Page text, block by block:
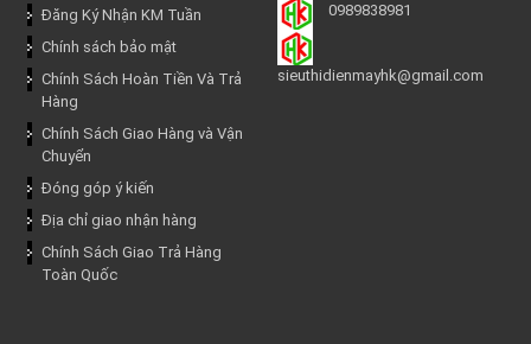
Đăng Ký Nhận KM Tuần
Chính sách bảo mật
Chính Sách Hoàn Tiền Và Trả
Hàng
Chính Sách Giao Hàng và Vận
Chuyển
Đóng góp ý kiến
Địa chỉ giao nhận hàng
Chính Sách Giao Trả Hàng
Toàn Quốc
0989838981
sieuthidienmayhk@gmail.com